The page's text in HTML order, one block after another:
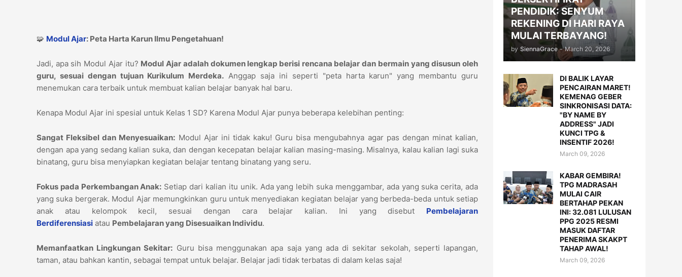
🧩 Modul Ajar: Peta Harta Karun Ilmu Pengetahuan!
Jadi, apa sih Modul Ajar itu? Modul Ajar adalah dokumen lengkap berisi rencana belajar dan bermain yang disusun oleh
guru, sesuai dengan tujuan Kurikulum Merdeka. Anggap saja ini seperti "peta harta karun" yang membantu guru
menemukan cara terbaik untuk membuat kalian belajar banyak hal baru.
Kenapa Modul Ajar ini spesial untuk Kelas 1 SD? Karena Modul Ajar punya beberapa kelebihan penting:
Sangat Fleksibel dan Menyesuaikan: Modul Ajar ini tidak kaku! Guru bisa mengubahnya agar pas dengan minat kalian,
dengan apa yang sedang kalian suka, dan dengan kecepatan belajar kalian masing-masing. Misalnya, kalau kalian lagi suka
binatang, guru bisa menyiapkan kegiatan belajar tentang binatang yang seru.
Fokus pada Perkembangan Anak: Setiap dari kalian itu unik. Ada yang lebih suka menggambar, ada yang suka cerita, ada
yang suka bergerak. Modul Ajar memungkinkan guru untuk menyediakan kegiatan belajar yang berbeda-beda untuk setiap
anak atau kelompok kecil, sesuai dengan cara belajar kalian. Ini yang disebut Pembelajaran
Berdiferensiasi atau Pembelajaran yang Disesuaikan Individu.
Memanfaatkan Lingkungan Sekitar: Guru bisa menggunakan apa saja yang ada di sekitar sekolah, seperti lapangan,
taman, atau bahkan kantin, sebagai tempat untuk belajar. Belajar jadi tidak terbatas di dalam kelas saja!
PENDIDIK: SENYUM
REKENING DI HARI RAYA
MULAI TERBAYANG!
by SiennaGrace - March 20, 2026
DI BALIK LAYAR
PENCAIRAN MARET!
KEMENAG GEBER
SINKRONISASI DATA:
"BY NAME BY
ADDRESS" JADI
KUNCI TPG &
INSENTIF 2026!
March 09, 2026
KABAR GEMBIRA!
TPG MADRASAH
MULAI CAIR
BERTAHAP PEKAN
INI: 32.081 LULUSAN
PPG 2025 RESMI
MASUK DAFTAR
PENERIMA SKAKPT
TAHAP AWAL!
March 09, 2026